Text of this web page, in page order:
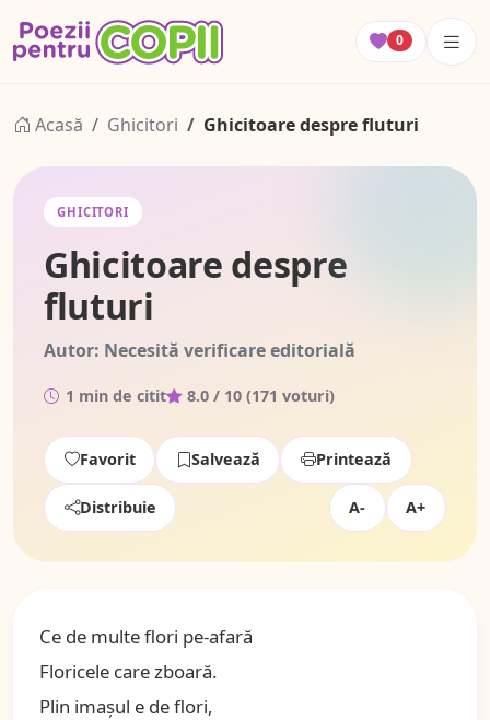
0
Acasă Ghicitori Ghicitoare despre fluturi
GHICITORI
Ghicitoare despre
fluturi
Autor: Necesită verificare editorială
1 min de citit 8.0 / 10 (171 voturi)
Favorit Salvează Printează
Distribuie A- A+
Ce de multe flori pe-afară
Floricele care zboară.
Plin imaşul e de flori,